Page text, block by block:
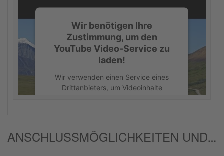
Wir benötigen Ihre
Zustimmung, um den
YouTube Video-Service zu
laden!
Wir verwenden einen Service eines
Drittanbieters, um Videoinhalte
stimmen Sie der Nutzung des Service
zu, um dieses Video anzusehen.
ANSCHLUSSMÖGLICHKEITEN UND/ODER ALTERNATIVEN: